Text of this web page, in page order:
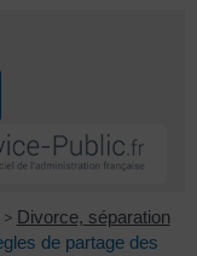
> Divorce, séparation
de partage des